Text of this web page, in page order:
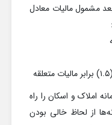
مشمول مالیات معادل
املاک و اسکان را راه
از لحاظ خالی بودن